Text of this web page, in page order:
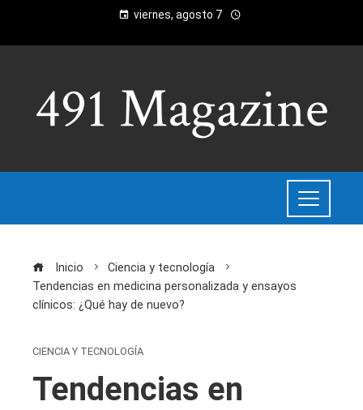
viernes, agosto 7
Inicio
Ciencia y tecnología
Tendencias en medicina personalizada y ensayos
clínicos: ¿Qué hay de nuevo?
CIENCIA Y TECNOLOGÍA
Tendencias en